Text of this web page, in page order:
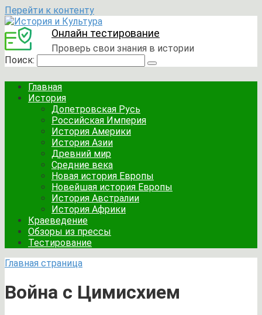
Перейти к контенту
Онлайн тестирование
Проверь свои знания в истории
Поиск:
Главная
История
Допетровская Русь
Российская Империя
История Америки
История Азии
Древний мир
Средние века
Новая история Европы
Новейшая история Европы
История Австралии
История Африки
Краеведение
Обзоры из прессы
Тестирование
Главная страница
Война с Цимисхием